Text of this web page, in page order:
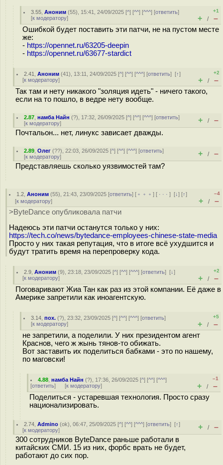
3.55 ,Аноним (55), 15:41, 24/09/2025 [^] [^^] [^^^] [ответить]
[к модератору]
+1
+ / –
Ошибкой будет поставить эти патчи, не на пустом месте
же:
- https://opennet.ru/63205-deepin
- https://opennet.ru/63677-stardict
2.41 ,Аноним (41), 13:11, 24/09/2025 [^] [^^] [^^^] [ответить][↑]
[к модератору]
+2
+ / –
Так там и нету никакого "золяция идеть" - ничего такого,
если на то пошло, в ведре нету вообще.
2.87 ,намба Найн (?), 17:32, 26/09/2025 [^] [^^] [^^^] [ответить]
[к модератору] + / –
Почтальон... нет, линукс зависает дважды.
2.89 ,Олег (??), 22:03, 26/09/2025 [^] [^^] [^^^] [ответить]
[к модератору] + / –
Представляешь сколько уязвимостей там?
1.2 ,Аноним (55), 21:43, 23/09/2025 [ответить] [ ﹢﹢﹢] [ · · ·][↓] [↑]
[к модератору]
–4
+ / –
>ByteDance опубликовала патчи
Надеюсь эти патчи останутся только у них:
https://tech.co/news/bytedance-employees-chinese-state-media
Просто у них такая репутация, что в итоге всё ухудшится и
будут тратить время на перепроверку кода.
2.9 ,Аноним (9), 23:18, 23/09/2025 [^] [^^] [^^^] [ответить][↓]
[к модератору]
+2
+ / –
Поговаривают Жиа Тан как раз из этой компании. Её даже в
Америке запретили как иноагентскую.
3.14 ,пох. (?), 23:32, 23/09/2025 [^] [^^] [^^^] [ответить]
[к модератору]
+5
+ / –
не запретили, а поделили. У них президентом агент
Краснов, чего ж жынь тянов-то обижать.
Вот заставить их поделиться бабками - это по нашему,
по маговски!
4.88 ,намба Найн (?), 17:36, 26/09/2025 [^] [^^] [^^^]
[ответить] [к модератору]
–1
+ / –
Поделиться - устаревшая технология. Просто сразу
национализировать.
2.74 ,Admino (ok), 06:47, 25/09/2025 [^] [^^] [^^^] [ответить][↑]
[к модератору] + / –
300 сотрудников ByteDance раньше работали в
китайских СМИ. 15 из них, форбс врать не будет,
работают до сих пор.